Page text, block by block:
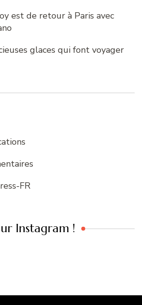
est de retour à Paris avec
glaces qui font voyager
FR
Instagram !